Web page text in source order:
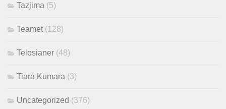
Tazjima (5)
Teamet (128)
Telosianer (48)
Tiara Kumara (3)
Uncategorized (376)